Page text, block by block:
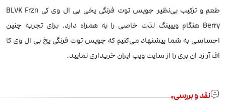
طعم و ترکیب بی‌نظیر جویس توت فرنگی یخی بی ال وی کی BLVK Frzn
Berry هنگام ویپینگ لذت خاصی را به همراه دارد. برای تجربه چنین
احساسی به شما پیشنهاد می‌کنیم که جویس توت فرنگی یخ بی ال وی کا
اف آر زد ان بری را از سایت ویپ ایران خریداری نمایید.
نقد و بررسی